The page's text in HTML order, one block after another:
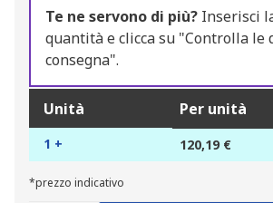
Te ne servono di più? Inserisci
quantità e clicca su "Controlla le
consegna".
Unità Per unità
1 + 120,19 €
*prezzo indicativo